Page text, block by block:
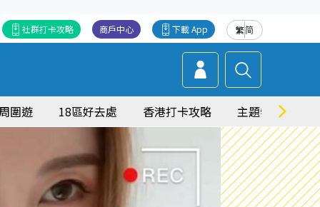
繁简
下載 App
商戶中心
社群打卡攻略
圍遊 18區好去處 香港打卡攻略 主題特集